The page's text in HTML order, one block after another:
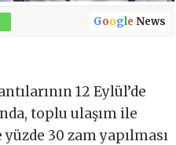
Google News
12 Eylül’de
toplu ulaşım ile
30 zam yapılması